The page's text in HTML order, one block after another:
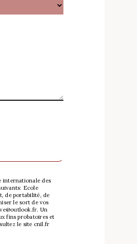
internationale des
Ecole
de portabilité, de
le sort de vos
Un
fins probatoires et
le site cnil.fr